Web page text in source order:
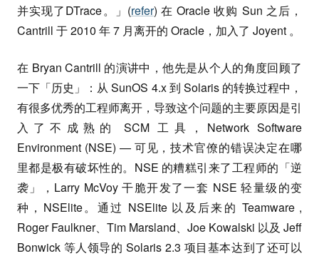
并实现了DTrace。」(refer) 在 Oracle 收购 Sun 之后，
Cantrill 于 2010 年 7 月离开的 Oracle，加入了 Joyent 。
在 Bryan Cantrill 的演讲中，他先是从个人的角度回顾了
一下「历史」：从 SunOS 4.x 到 Solaris 的转换过程中，
有很多优秀的工程师离开，导致这个问题的主要原因是引
入了不成熟的 SCM 工具，Network Software
Environment (NSE) — 可见，技术官僚的错误决定在哪
里都是极有破坏性的。NSE 的糟糕引来了工程师的「逆
袭」，Larry McVoy 干脆开发了一套 NSE 轻量级的变
种，NSElite。通过 NSElite 以及后来的 Teamware ,
Roger Faulkner、Tim Marsland、Joe Kowalski 以及 Jeff
Bonwick 等人领导的 Solaris 2.3 项目基本达到了还可以